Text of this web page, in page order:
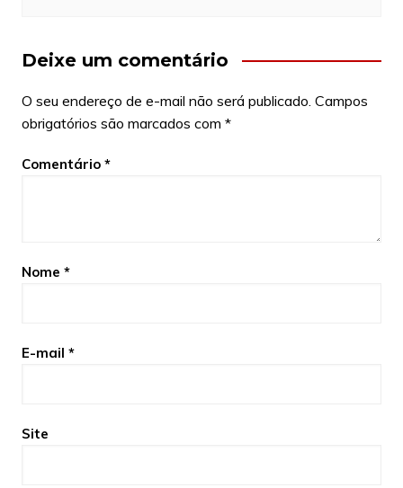
Deixe um comentário
O seu endereço de e-mail não será publicado. Campos
obrigatórios são marcados com *
Comentário *
Nome *
E-mail *
Site